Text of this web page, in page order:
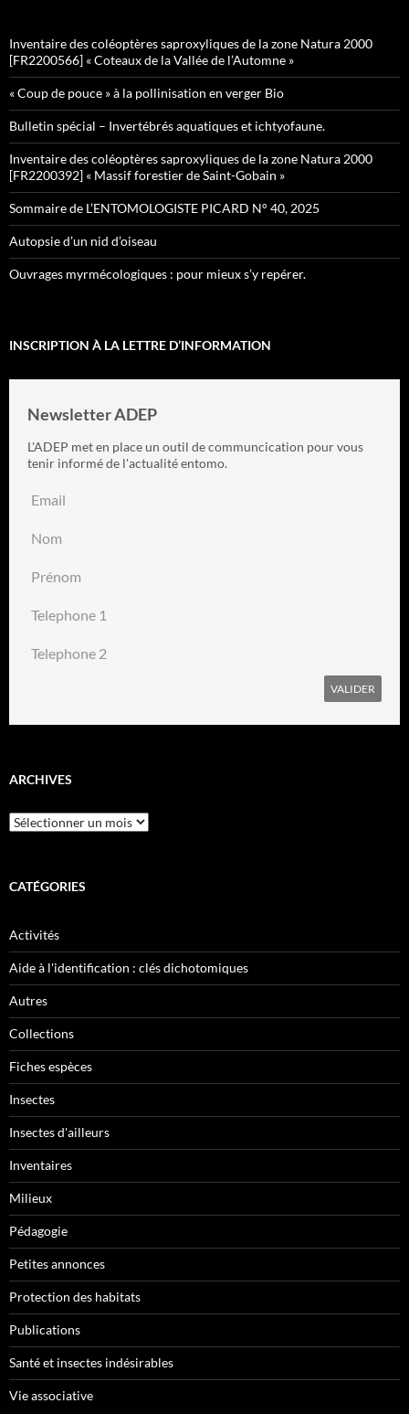
Inventaire des coléoptères saproxyliques de la zone Natura 2000
[FR2200566] « Coteaux de la Vallée de l’Automne »
« Coup de pouce » à la pollinisation en verger Bio
Bulletin spécial – Invertébrés aquatiques et ichtyofaune.
Inventaire des coléoptères saproxyliques de la zone Natura 2000
[FR2200392] « Massif forestier de Saint-Gobain »
Sommaire de L’ENTOMOLOGISTE PICARD N° 40, 2025
Autopsie d’un nid d’oiseau
Ouvrages myrmécologiques : pour mieux s’y repérer.
INSCRIPTION À LA LETTRE D’INFORMATION
Newsletter ADEP
L'ADEP met en place un outil de communcication pour vous
tenir informé de l'actualité entomo.
ARCHIVES
Archives
CATÉGORIES
Activités
Aide à l'identification : clés dichotomiques
Autres
Collections
Fiches espèces
Insectes
Insectes d'ailleurs
Inventaires
Milieux
Pédagogie
Petites annonces
Protection des habitats
Publications
Santé et insectes indésirables
Vie associative